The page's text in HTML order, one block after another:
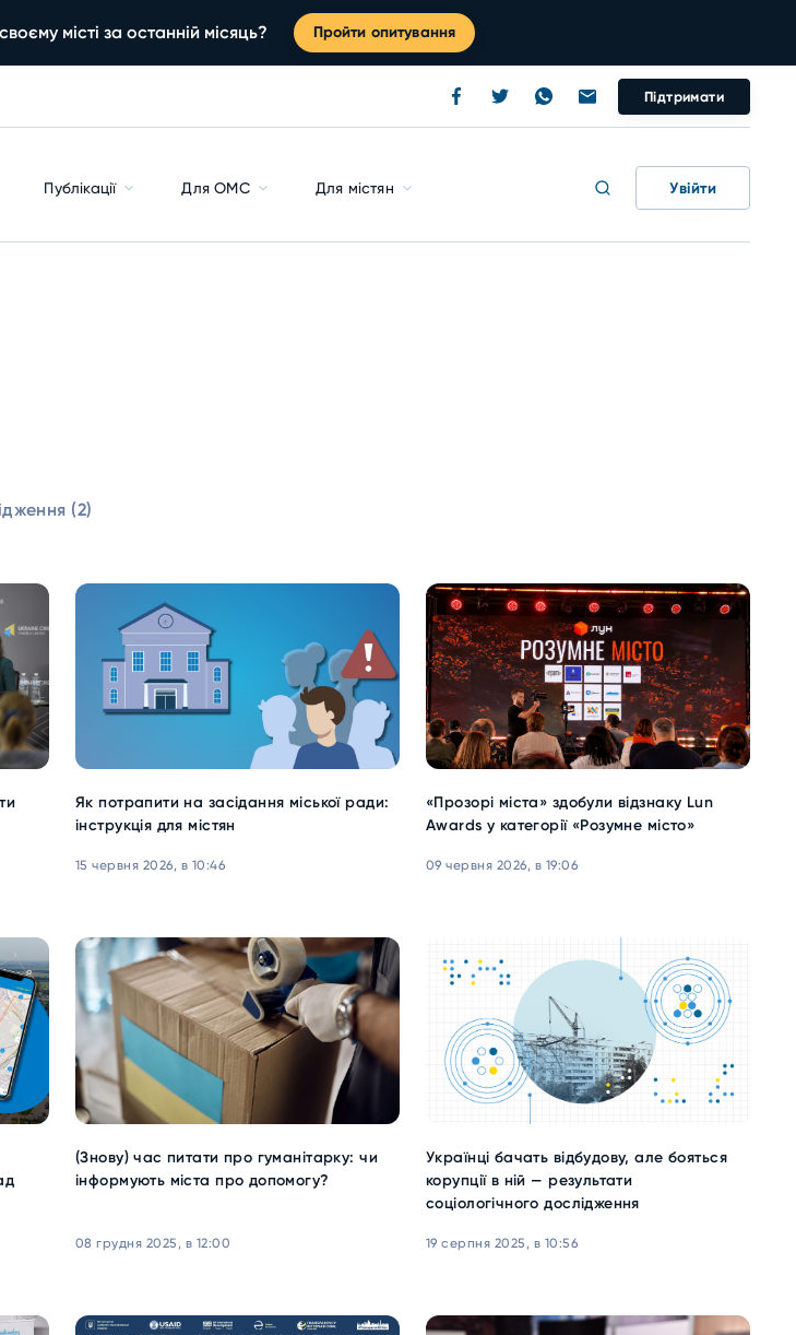
місті за останній місяць? Пройти опитування
Підтримати
Публікації Для ОМС Для містян Увійти
(2)
Як потрапити на засідання міської ради:
інструкція для містян
15 червня 2026, в 10:46
«Прозорі міста» здобули відзнаку Lun
Awards у категорії «Розумне місто»
09 червня 2026, в 19:06
(Знову) час питати про гуманітарку: чи
інформують міста про допомогу?
08 грудня 2025, в 12:00
Українці бачать відбудову, але бояться
корупції в ній — результати
соціологічного дослідження
19 серпня 2025, в 10:56